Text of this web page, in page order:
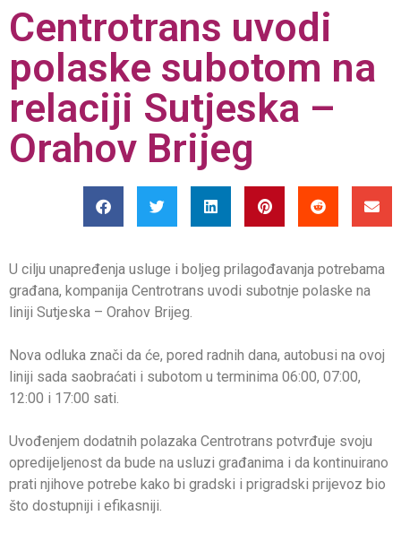
Centrotrans uvodi
polaske subotom na
relaciji Sutjeska –
Orahov Brijeg
U cilju unapređenja usluge i boljeg prilagođavanja potrebama
građana, kompanija Centrotrans uvodi subotnje polaske na
liniji Sutjeska – Orahov Brijeg.
Nova odluka znači da će, pored radnih dana, autobusi na ovoj
liniji sada saobraćati i subotom u terminima 06:00, 07:00,
12:00 i 17:00 sati.
Uvođenjem dodatnih polazaka Centrotrans potvrđuje svoju
opredijeljenost da bude na usluzi građanima i da kontinuirano
prati njihove potrebe kako bi gradski i prigradski prijevoz bio
što dostupniji i efikasniji.